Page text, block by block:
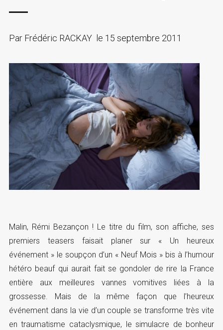
ParFrédéric RACKAY le 15 septembre 2011
Malin, Rémi Bezançon ! Le titre du film, son affiche, ses
premiers teasers faisait planer sur « Un heureux
événement » le soupçon d’un « Neuf Mois » bis à l’humour
hétéro beauf qui aurait fait se gondoler de rire la France
entière aux meilleures vannes vomitives liées à la
grossesse. Mais de la même façon que l’heureux
événement dans la vie d’un couple se transforme très vite
en traumatisme cataclysmique, le simulacre de bonheur